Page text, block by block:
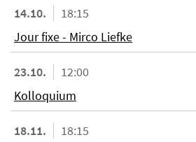
14.10.
18:15
Jour fixe - Mirco Liefke
23.10.
12:00
Kolloquium
18.11.
18:15